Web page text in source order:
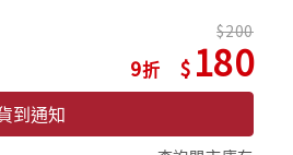
9
200
180
到通知